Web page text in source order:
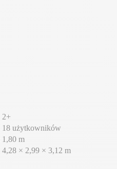
2+
18 użytkowników
1,80 m
4,28 × 2,99 × 3,12 m